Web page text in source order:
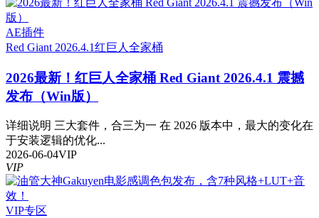
AE插件
Red Giant 2026.4.1红巨人全家桶
2026最新！红巨人全家桶 Red Giant 2026.4.1 震撼
发布（Win版）
详细说明 三大套件，合三为一 在 2026 版本中，最大的变化在
于安装逻辑的优化...
2026-06-04VIP
VIP
VIP专区